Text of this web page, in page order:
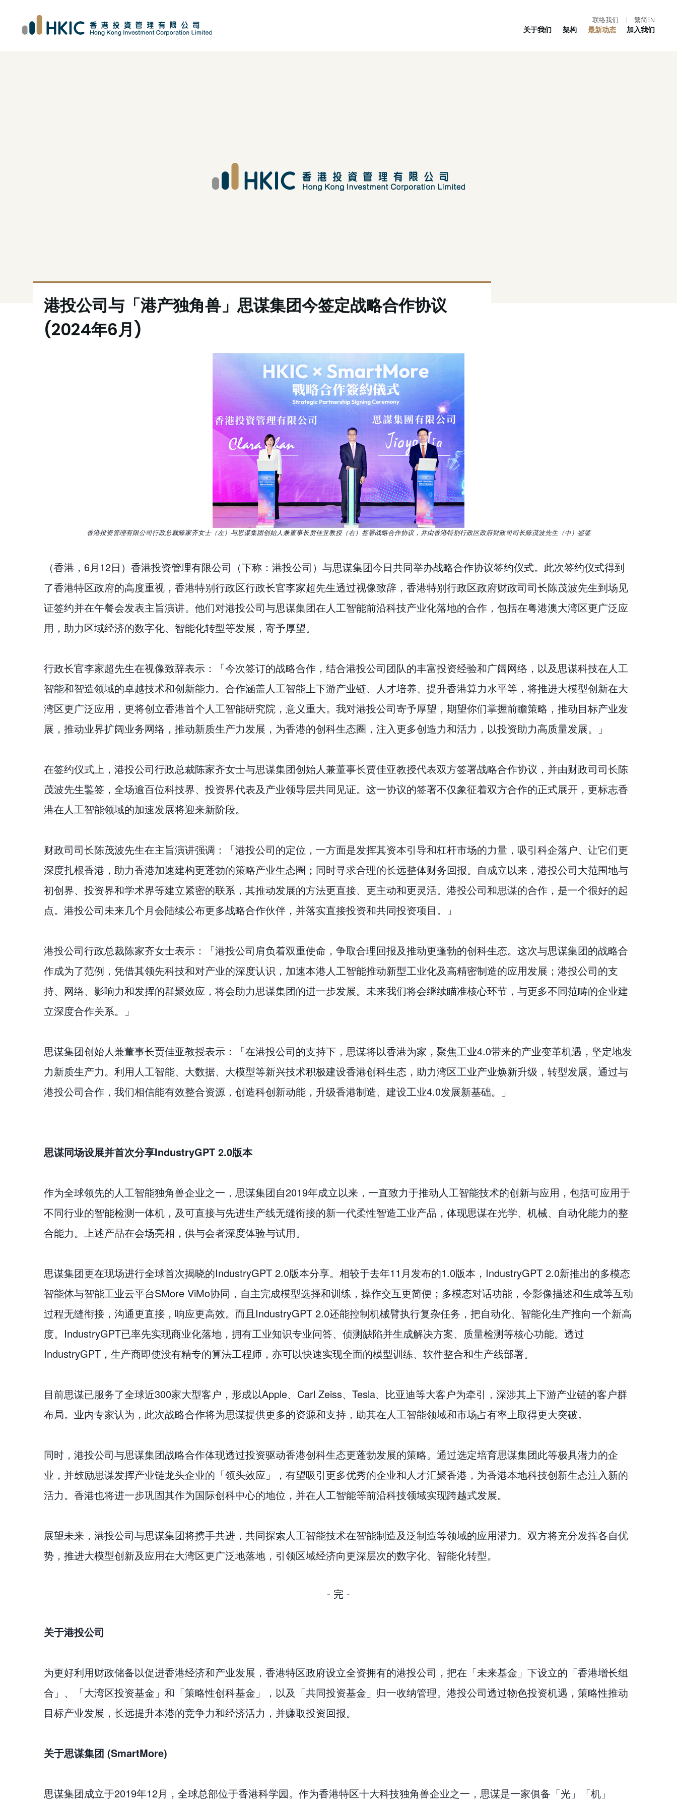
联络我们 | 繁简EN
关于我们 架构 最新动态 加入我们
港投公司与「港产独角兽」思谋集团今签定战略合作协议
(2024年6月)
香港投资管理有限公司行政总裁陈家齐女士（左）与思谋集团创始人兼董事长贾佳亚教授（右）签署战略合作协议，并由香港特别行政区政府财政司司长陈茂波先生（中）鉴签
（香港，6月12日）香港投资管理有限公司（下称：港投公司）与思谋集团今日共同举办战略合作协议签约仪式。此次签约仪式得到
了香港特区政府的高度重视，香港特别行政区行政长官李家超先生透过视像致辞，香港特别行政区政府财政司司长陈茂波先生到场见
证签约并在午餐会发表主旨演讲。他们对港投公司与思谋集团在人工智能前沿科技产业化落地的合作，包括在粤港澳大湾区更广泛应
用，助力区域经济的数字化、智能化转型等发展，寄予厚望。
行政长官李家超先生在视像致辞表示：「今次签订的战略合作，结合港投公司团队的丰富投资经验和广阔网络，以及思谋科技在人工
智能和智造领域的卓越技术和创新能力。合作涵盖人工智能上下游产业链、人才培养、提升香港算力水平等，将推进大模型创新在大
湾区更广泛应用，更将创立香港首个人工智能研究院，意义重大。我对港投公司寄予厚望，期望你们掌握前瞻策略，推动目标产业发
展，推动业界扩阔业务网络，推动新质生产力发展，为香港的创科生态圈，注入更多创造力和活力，以投资助力高质量发展。」
在签约仪式上，港投公司行政总裁陈家齐女士与思谋集团创始人兼董事长贾佳亚教授代表双方签署战略合作协议，并由财政司司长陈
茂波先生鍳签，全场逾百位科技界、投资界代表及产业领导层共同见证。这一协议的签署不仅象征着双方合作的正式展开，更标志香
港在人工智能领域的加速发展将迎来新阶段。
财政司司长陈茂波先生在主旨演讲强调：「港投公司的定位，一方面是发挥其资本引导和杠杆市场的力量，吸引科企落户、让它们更
深度扎根香港，助力香港加速建构更蓬勃的策略产业生态圈；同时寻求合理的长远整体财务回报。自成立以来，港投公司大范围地与
初创界、投资界和学术界等建立紧密的联系，其推动发展的方法更直接、更主动和更灵活。港投公司和思谋的合作，是一个很好的起
点。港投公司未来几个月会陆续公布更多战略合作伙伴，并落实直接投资和共同投资项目。」
港投公司行政总裁陈家齐女士表示：「港投公司肩负着双重使命，争取合理回报及推动更蓬勃的创科生态。这次与思谋集团的战略合
作成为了范例，凭借其领先科技和对产业的深度认识，加速本港人工智能推动新型工业化及高精密制造的应用发展；港投公司的支
持、网络、影响力和发挥的群聚效应，将会助力思谋集团的进一步发展。未来我们将会继续瞄准核心环节，与更多不同范畴的企业建
立深度合作关系。」
思谋集团创始人兼董事长贾佳亚教授表示：「在港投公司的支持下，思谋将以香港为家，聚焦工业4.0带来的产业变革机遇，坚定地发
力新质生产力。利用人工智能、大数据、大模型等新兴技术积极建设香港创科生态，助力湾区工业产业焕新升级，转型发展。通过与
港投公司合作，我们相信能有效整合资源，创造科创新动能，升级香港制造、建设工业4.0发展新基础。」
思谋同场设展并首次分享IndustryGPT 2.0版本
作为全球领先的人工智能独角兽企业之一，思谋集团自2019年成立以来，一直致力于推动人工智能技术的创新与应用，包括可应用于
不同行业的智能检测一体机，及可直接与先进生产线无缝衔接的新一代柔性智造工业产品，体现思谋在光学、机械、自动化能力的整
合能力。上述产品在会场亮相，供与会者深度体验与试用。
思谋集团更在现场进行全球首次揭晓的IndustryGPT 2.0版本分享。相较于去年11月发布的1.0版本，IndustryGPT 2.0新推出的多模态
智能体与智能工业云平台SMore ViMo协同，自主完成模型选择和训练，操作交互更简便；多模态对话功能，令影像描述和生成等互动
过程无缝衔接，沟通更直接，响应更高效。而且IndustryGPT 2.0还能控制机械臂执行复杂任务，把自动化、智能化生产推向一个新高
度。IndustryGPT已率先实现商业化落地，拥有工业知识专业问答、侦测缺陷并生成解决方案、质量检测等核心功能。透过
IndustryGPT，生产商即使没有精专的算法工程师，亦可以快速实现全面的模型训练、软件整合和生产线部署。
目前思谋已服务了全球近300家大型客户，形成以Apple、Carl Zeiss、Tesla、比亚迪等大客户为牵引，深涉其上下游产业链的客户群
布局。业内专家认为，此次战略合作将为思谋提供更多的资源和支持，助其在人工智能领域和市场占有率上取得更大突破。
同时，港投公司与思谋集团战略合作体现透过投资驱动香港创科生态更蓬勃发展的策略。通过选定培育思谋集团此等极具潜力的企
业，并鼓励思谋发挥产业链龙头企业的「领头效应」，有望吸引更多优秀的企业和人才汇聚香港，为香港本地科技创新生态注入新的
活力。香港也将进一步巩固其作为国际创科中心的地位，并在人工智能等前沿科技领域实现跨越式发展。
展望未来，港投公司与思谋集团将携手共进，共同探索人工智能技术在智能制造及泛制造等领域的应用潜力。双方将充分发挥各自优
势，推进大模型创新及应用在大湾区更广泛地落地，引领区域经济向更深层次的数字化、智能化转型。
- 完 -
关于港投公司
为更好利用财政储备以促进香港经济和产业发展，香港特区政府设立全资拥有的港投公司，把在「未来基金」下设立的「香港增长组
合」、「大湾区投资基金」和「策略性创科基金」，以及「共同投资基金」归一收纳管理。港投公司透过物色投资机遇，策略性推动
目标产业发展，长远提升本港的竞争力和经济活力，并赚取投资回报。
关于思谋集团 (SmartMore)
思谋集团成立于2019年12月，全球总部位于香港科学园。作为香港特区十大科技独角兽企业之一，思谋是一家俱备「光」「机」